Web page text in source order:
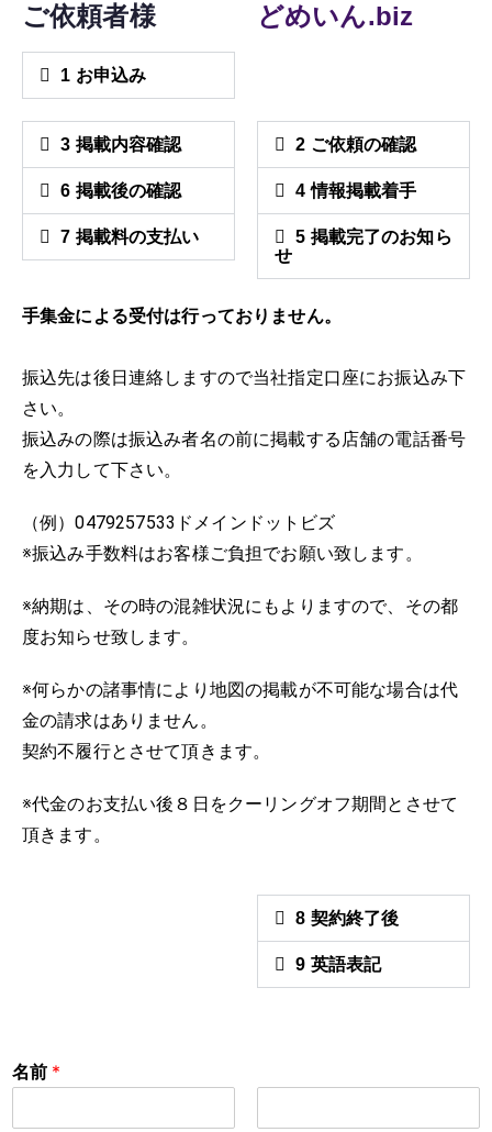
ご依頼者様 どめいん.biz
1 お申込み
3 掲載内容確認
6 掲載後の確認
7 掲載料の支払い
2 ご依頼の確認
4 情報掲載着手
5 掲載完了のお知ら
せ
手集金による受付は行っておりません。
振込先は後日連絡しますので当社指定口座にお振込み下
さい。
振込みの際は振込み者名の前に掲載する店舗の電話番号
を入力して下さい。
（例）0479257533ドメインドットビズ
※振込み手数料はお客様ご負担でお願い致します。
※納期は、その時の混雑状況にもよりますので、その都
度お知らせ致します。
※何らかの諸事情により地図の掲載が不可能な場合は代
金の請求はありません。
契約不履行とさせて頂きます。
※代金のお支払い後８日をクーリングオフ期間とさせて
頂きます。
8 契約終了後
9 英語表記
名前 *